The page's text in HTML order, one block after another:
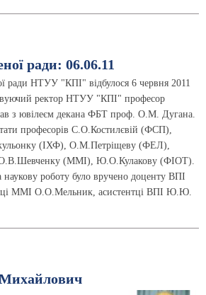
ради: 06.06.11
ради НТУУ "КПІ" відбулося 6 червня 2011
ректор НТУУ "КПІ" професор
з ювілеєм декана ФБТ проф. О.М. Дугана.
професорів С.О.Костилєвій (ФСП),
(ІХФ), О.М.Петріщеву (ФЕЛ),
(ММІ), Ю.О.Кулакову (ФІОТ).
роботу було вручено доценту ВПІ
ММІ О.О.Мельник, асистентці ВПІ Ю.Ю.
Михайлович